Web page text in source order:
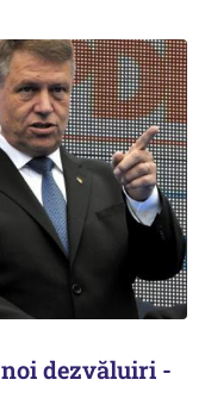
dezvăluiri -